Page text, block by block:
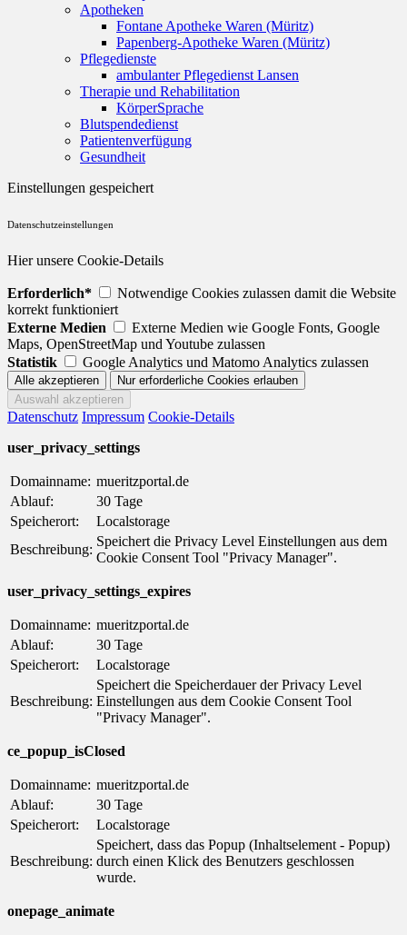
Apotheken
Fontane Apotheke Waren (Müritz)
Papenberg-Apotheke Waren (Müritz)
Pflegedienste
ambulanter Pflegedienst Lansen
Therapie und Rehabilitation
KörperSprache
Blutspendedienst
Patientenverfügung
Gesundheit
Einstellungen gespeichert
Datenschutzeinstellungen
Hier unsere Cookie-Details
Erforderlich*
Notwendige Cookies zulassen damit die Website
korrekt funktioniert
Externe Medien
Externe Medien wie Google Fonts, Google
Maps, OpenStreetMap und Youtube zulassen
Statistik
Google Analytics und Matomo Analytics zulassen
Datenschutz Impressum Cookie-Details
user_privacy_settings
Domainname: mueritzportal.de
Ablauf:
30 Tage
Speicherort:
Localstorage
Beschreibung:
Speichert die Privacy Level Einstellungen aus dem
Cookie Consent Tool "Privacy Manager".
user_privacy_settings_expires
Domainname: mueritzportal.de
Ablauf:
30 Tage
Speicherort:
Localstorage
Beschreibung:
Speichert die Speicherdauer der Privacy Level
Einstellungen aus dem Cookie Consent Tool
"Privacy Manager".
ce_popup_isClosed
Domainname: mueritzportal.de
Ablauf:
30 Tage
Speicherort:
Localstorage
Beschreibung:
Speichert, dass das Popup (Inhaltselement - Popup)
durch einen Klick des Benutzers geschlossen
wurde.
onepage_animate